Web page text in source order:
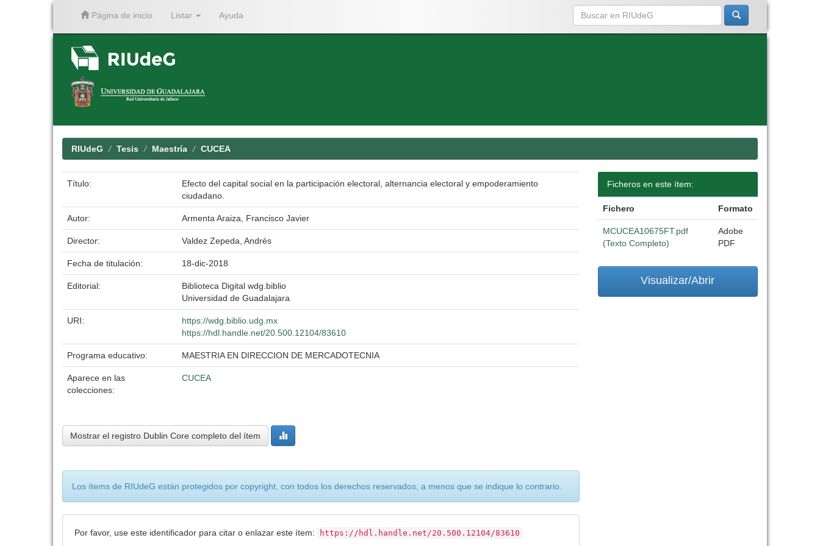
Página de inicio Listar Ayuda
RIUdeG Tesis Maestría CUCEA
Título:
Efecto del capital social en la participación electoral, alternancia electoral y empoderamiento
ciudadano.
Autor: Armenta Araiza, Francisco Javier
Director: Valdez Zepeda, Andrés
Fecha de titulación: 18-dic-2018
Editorial:
Biblioteca Digital wdg.biblio
Universidad de Guadalajara
URI:
https://wdg.biblio.udg.mx
https://hdl.handle.net/20.500.12104/83610
Programa educativo: MAESTRIA EN DIRECCION DE MERCADOTECNIA
Aparece en las
colecciones:
CUCEA
Mostrar el registro Dublin Core completo del ítem
Los ítems de RIUdeG están protegidos por copyright, con todos los derechos reservados, a menos que se indique lo contrario.
Por favor, use este identificador para citar o enlazar este ítem: https://hdl.handle.net/20.500.12104/83610
Ficheros en este ítem:
Fichero Formato
MCUCEA10675FT.pdf
(Texto Completo)
Adobe
PDF
Visualizar/Abrir